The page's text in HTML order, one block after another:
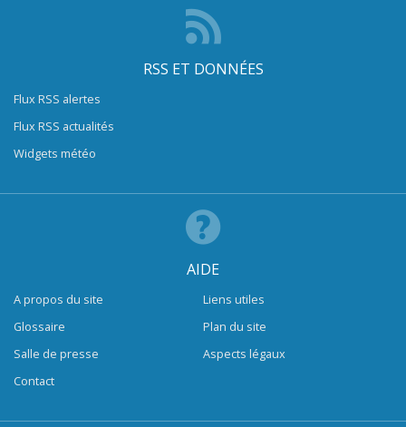
RSS ET DONNÉES
Flux RSS alertes
Flux RSS actualités
Widgets météo
AIDE
A propos du site
Glossaire
Salle de presse
Contact
Liens utiles
Plan du site
Aspects légaux